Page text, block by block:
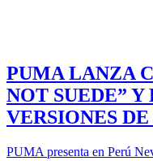
PUMA LANZA
NOT SUEDE” Y
VERSIONES
PUMA presenta en Perú